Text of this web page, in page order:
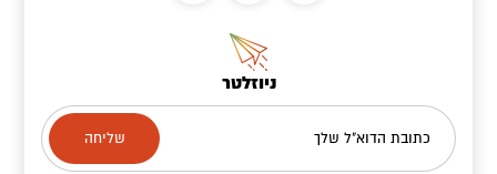
ניוזלטר
כתובת הדוא"ל שלך